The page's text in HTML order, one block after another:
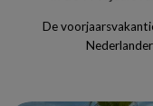
De